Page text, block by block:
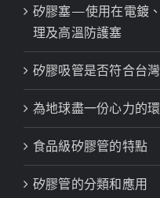
矽膠塞—使用在電鍍
理及高溫防護塞
矽膠吸管是否符合台
為地球盡一份心力的
食品級矽膠管的特點
矽膠管的分類和應用